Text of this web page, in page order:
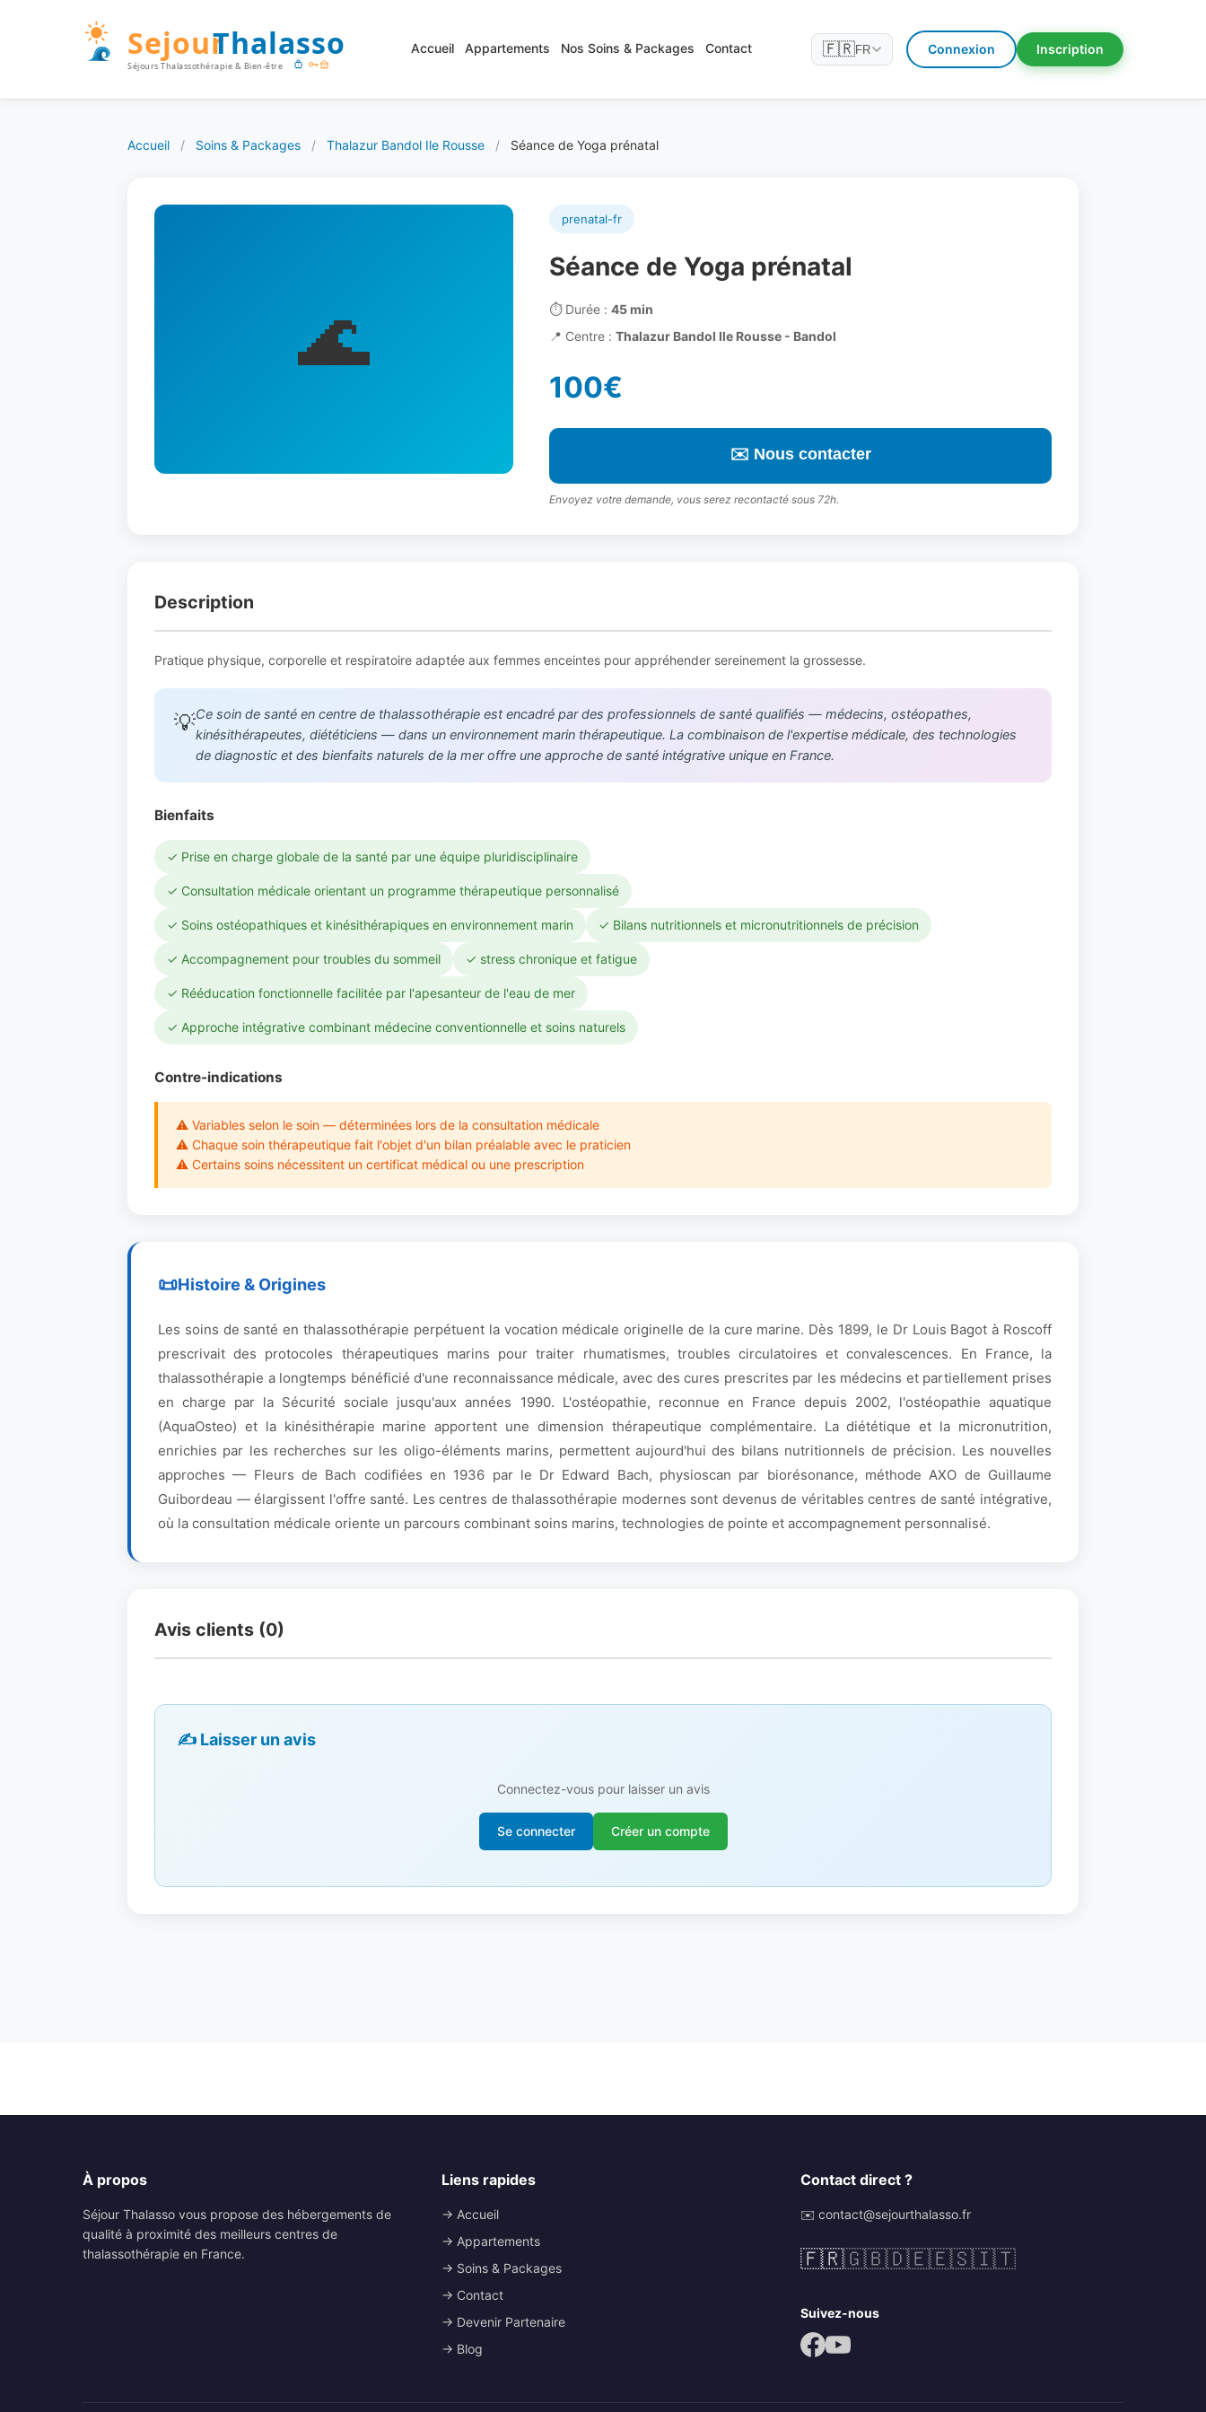
Accueil Appartements Nos Soins & Packages Contact 🇫🇷FR Connexion Inscription
Accueil / Soins & Packages / Thalazur Bandol Ile Rousse / Séance de Yoga prénatal
🌊
prenatal-fr
Séance de Yoga prénatal
⏱️Durée : 45 min
📍 Centre : Thalazur Bandol Ile Rousse - Bandol
100€
✉️ Nous contacter
Envoyez votre demande, vous serez recontacté sous 72h.
Description
Pratique physique, corporelle et respiratoire adaptée aux femmes enceintes pour appréhender sereinement la grossesse.
💡Ce soin de santé en centre de thalassothérapie est encadré par des professionnels de santé qualifiés — médecins, ostéopathes,
kinésithérapeutes, diététiciens — dans un environnement marin thérapeutique. La combinaison de l'expertise médicale, des technologies
de diagnostic et des bienfaits naturels de la mer offre une approche de santé intégrative unique en France.
Bienfaits
✓ Prise en charge globale de la santé par une équipe pluridisciplinaire
✓ Consultation médicale orientant un programme thérapeutique personnalisé
✓ Soins ostéopathiques et kinésithérapiques en environnement marin ✓ Bilans nutritionnels et micronutritionnels de précision
✓ Accompagnement pour troubles du sommeil ✓ stress chronique et fatigue
✓ Rééducation fonctionnelle facilitée par l'apesanteur de l'eau de mer
✓ Approche intégrative combinant médecine conventionnelle et soins naturels
Contre-indications
⚠ Variables selon le soin — déterminées lors de la consultation médicale
⚠ Chaque soin thérapeutique fait l'objet d'un bilan préalable avec le praticien
⚠ Certains soins nécessitent un certificat médical ou une prescription
Histoire & Origines
Les soins de santé en thalassothérapie perpétuent la vocation médicale originelle de la cure marine. Dès 1899, le Dr Louis Bagot à Roscoff
prescrivait des protocoles thérapeutiques marins pour traiter rhumatismes, troubles circulatoires et convalescences. En France, la
thalassothérapie a longtemps bénéficié d'une reconnaissance médicale, avec des cures prescrites par les médecins et partiellement prises
en charge par la Sécurité sociale jusqu'aux années 1990. L'ostéopathie, reconnue en France depuis 2002, l'ostéopathie aquatique
(AquaOsteo) et la kinésithérapie marine apportent une dimension thérapeutique complémentaire. La diététique et la micronutrition,
enrichies par les recherches sur les oligo-éléments marins, permettent aujourd'hui des bilans nutritionnels de précision. Les nouvelles
approches — Fleurs de Bach codifiées en 1936 par le Dr Edward Bach, physioscan par biorésonance, méthode AXO de Guillaume
Guibordeau — élargissent l'offre santé. Les centres de thalassothérapie modernes sont devenus de véritables centres de santé intégrative,
où la consultation médicale oriente un parcours combinant soins marins, technologies de pointe et accompagnement personnalisé.
Avis clients (0)
✍️ Laisser un avis
Connectez-vous pour laisser un avis
Se connecter Créer un compte
À propos
Séjour Thalasso vous propose des hébergements de
qualité à proximité des meilleurs centres de
thalassothérapie en France.
Liens rapides
→ Accueil
→ Appartements
→ Soins & Packages
→ Contact
→ Devenir Partenaire
→ Blog
Contact direct ?
✉️ contact@sejourthalasso.fr
🇫🇷🇬🇧🇩🇪🇪🇸🇮🇹
Suivez-nous